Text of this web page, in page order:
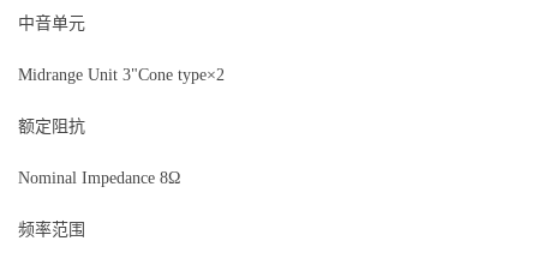
中音单元
Midrange Unit 3"Cone type×2
额定阻抗
Nominal Impedance 8Ω
频率范围